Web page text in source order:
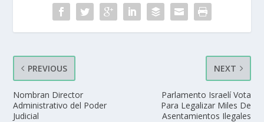
PREVIOUS
Nombran Director
Administrativo del Poder
Judicial
NEXT
Parlamento Israelí Vota
Para Legalizar Miles De
Asentamientos Ilegales